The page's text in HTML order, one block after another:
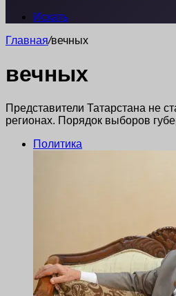
Искать
Главная/вечных
вечных
Представители Татарстана не
регионах. Порядок выборов
Политика